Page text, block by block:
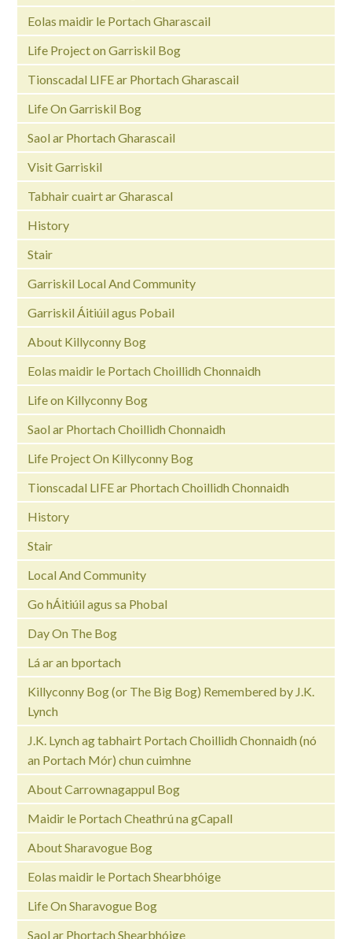
Eolas maidir le Portach Gharascail
Life Project on Garriskil Bog
Tionscadal LIFE ar Phortach Gharascail
Life On Garriskil Bog
Saol ar Phortach Gharascail
Visit Garriskil
Tabhair cuairt ar Gharascal
History
Stair
Garriskil Local And Community
Garriskil Áitiúil agus Pobail
About Killyconny Bog
Eolas maidir le Portach Choillidh Chonnaidh
Life on Killyconny Bog
Saol ar Phortach Choillidh Chonnaidh
Life Project On Killyconny Bog
Tionscadal LIFE ar Phortach Choillidh Chonnaidh
History
Stair
Local And Community
Go hÁitiúil agus sa Phobal
Day On The Bog
Lá ar an bportach
Killyconny Bog (or The Big Bog) Remembered by J.K.
Lynch
J.K. Lynch ag tabhairt Portach Choillidh Chonnaidh (nó
an Portach Mór) chun cuimhne
About Carrownagappul Bog
Maidir le Portach Cheathrú na gCapall
About Sharavogue Bog
Eolas maidir le Portach Shearbhóige
Life On Sharavogue Bog
Saol ar Phortach Shearbhóige